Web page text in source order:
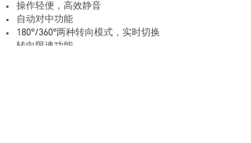
操作轻便，高效静音
自动对中功能
180°/360°两种转向模式，实时切换
转向限速功能